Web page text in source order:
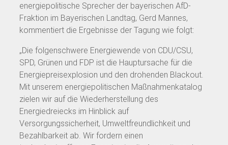
energiepolitische Sprecher der bayerischen AfD-
Fraktion im Bayerischen Landtag, Gerd Mannes,
kommentiert die Ergebnisse der Tagung wie folgt:
„Die folgenschwere Energiewende von CDU/CSU,
SPD, Grünen und FDP ist die Hauptursache für die
Energiepreisexplosion und den drohenden Blackout.
Mit unserem energiepolitischen Maßnahmenkatalog
zielen wir auf die Wiederherstellung des
Energiedreiecks im Hinblick auf
Versorgungssicherheit, Umweltfreundlichkeit und
Bezahlbarkeit ab. Wir fordern einen